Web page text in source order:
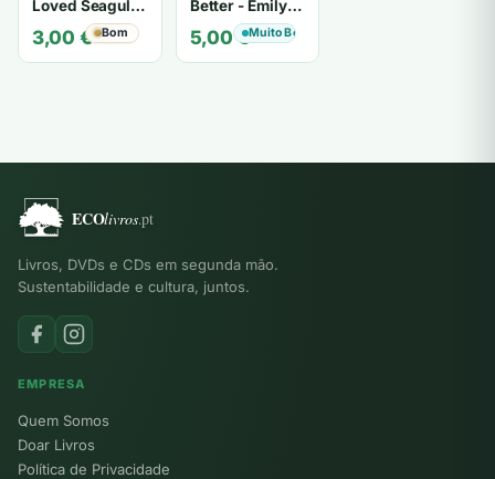
Loved Seagulls
3,00 € Bom
Better - Emily
5,00€Muito Bom
Livros, DVDs e CDs em segunda mão.
Sustentabilidade e cultura, juntos.
EMPRESA
Quem Somos
Doar Livros
Política de Privacidade